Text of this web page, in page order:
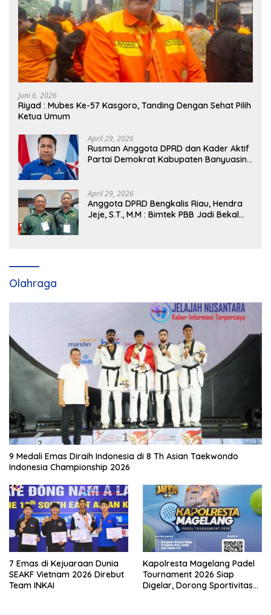
Juni 6, 2026
Riyad : Mubes Ke-57 Kasgoro, Tanding Dengan Sehat Pilih
Ketua Umum
April 29, 2026
Rusman Anggota DPRD dan Kader Aktif
Partai Demokrat Kabupaten Banyuasin
April 29, 2026
Anggota DPRD Bengkalis Riau, Hendra
Jeje, S.T., M.M : Bimtek PBB Jadi Bekal
Olahraga
9 Medali Emas Diraih Indonesia di 8 Th Asian Taekwondo
Indonesia Championship 2026
7 Emas di Kejuaraan Dunia
SEAKF Vietnam 2026 Direbut
Team INKAI
Kapolresta Magelang Padel
Tournament 2026 Siap
Digelar, Dorong Sportivitas